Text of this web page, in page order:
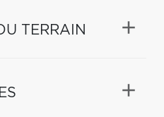
TERRAIN